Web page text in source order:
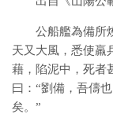
公船艦為備所
天又大風，悉使羸
藉，陷泥中，死者
曰：“劉備，吾儔
矣。”